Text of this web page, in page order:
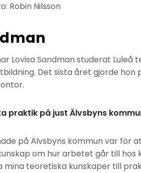
Robin Nilsson
Lovisa Sandman studerat Luleå
Det sista året gjorde hon
praktik på just Älvsbyns
på Älvsbyns kommun var för
om hur arbetet går till hos
mina teoretiska kunskaper till